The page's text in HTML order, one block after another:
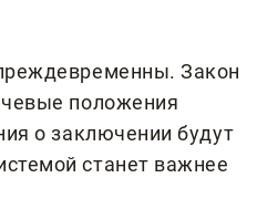
Закон
положения
о заключении будут
станет важнее